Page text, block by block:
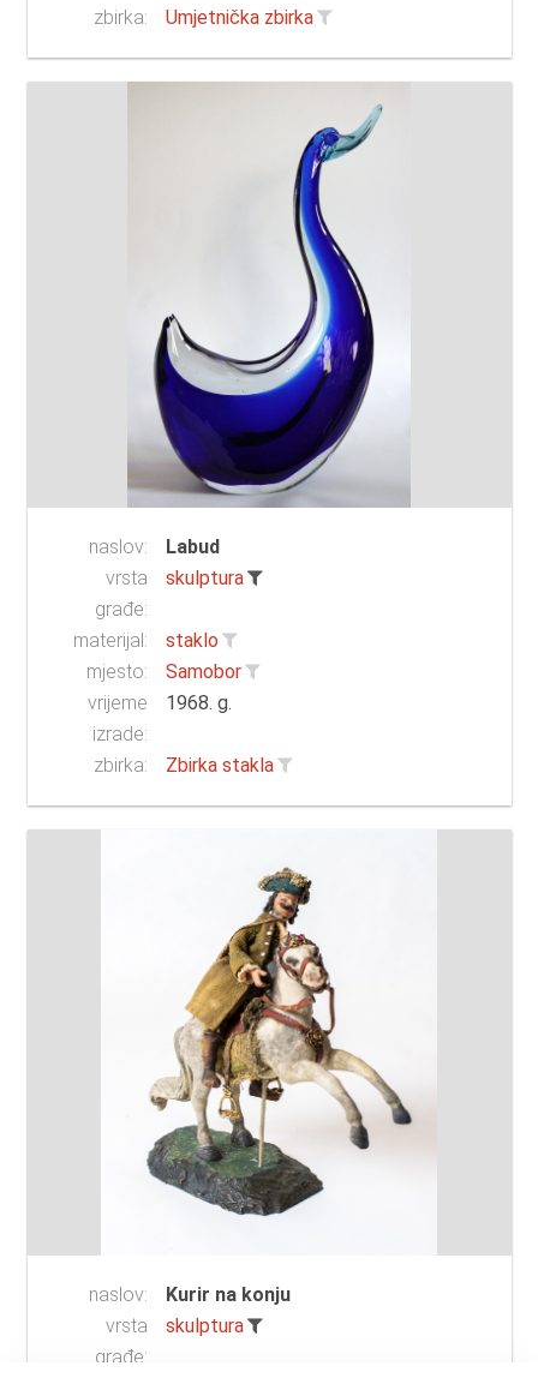
zbirka: Umjetnička zbirka
naslov:
Labud
vrsta
građe:
skulptura
materijal:
staklo
mjesto:
Samobor
vrijeme
izrade:
1968. g.
zbirka: Zbirka stakla
naslov:
Kurir na konju
vrsta
građe:
skulptura